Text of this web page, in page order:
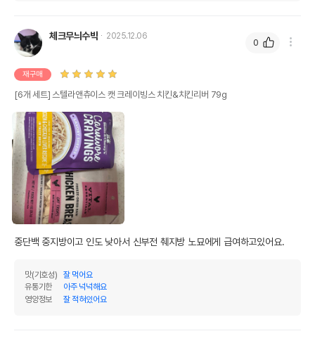
체크무늬수박 2025.12.06
재구매
[6개 세트] 스텔라앤츄이스 캣 크레이빙스 치킨&치킨리버 79g
중단백 중지방이고 인도 낮아서 신부전 췌지방 노묘에게 급여하고있어요.
맛(기호성)
잘 먹어요
유통기한
아주 넉넉해요
영양정보
잘 적혀있어요
0